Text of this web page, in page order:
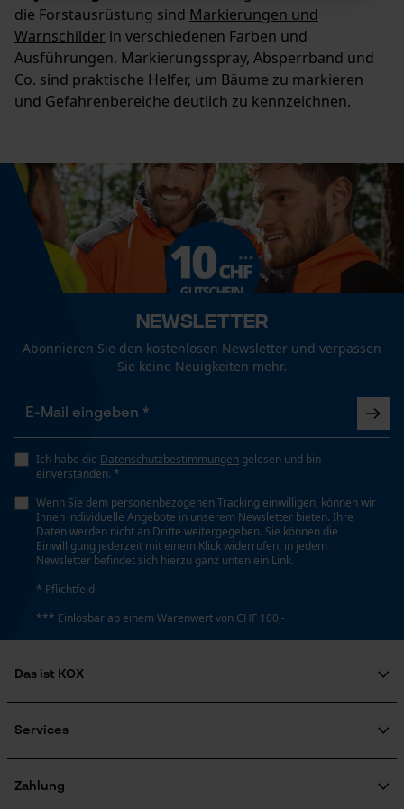
die Forstausrüstung sind Markierungen und
Warnschilder in verschiedenen Farben und
Ausführungen. Markierungsspray, Absperrband und
Co. sind praktische Helfer, um Bäume zu markieren
und Gefahrenbereiche deutlich zu kennzeichnen.
Newsletter
Abonnieren Sie den kostenlosen Newsletter und verpassen
Sie keine Neuigkeiten mehr.
Ich habe die Datenschutzbestimmungen gelesen und bin
einverstanden. *
Wenn Sie dem personenbezogenen Tracking einwilligen, können wir
Ihnen individuelle Angebote in unserem Newsletter bieten. Ihre
Daten werden nicht an Dritte weitergegeben. Sie können die
Einwilligung jederzeit mit einem Klick widerrufen, in jedem
Newsletter befindet sich hierzu ganz unten ein Link.
* Pflichtfeld
*** Einlösbar ab einem Warenwert von CHF 100,-
Das ist KOX
Soziales Engagement
Newsletter-Anmeldung
Services
Zertifizierte Qualität von KOX
Zahlung
Notwendige Cookies
Prüfung setzen von Cookies
Session ID
Speichern der Auswahl zur
Datenverarbeitung
Statistik Cookies
Mouseflow Web Analytics Tool
Fact-Finder Tracking
Funktionale Cookies